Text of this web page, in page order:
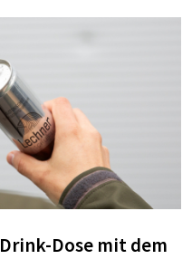
Dose mit dem